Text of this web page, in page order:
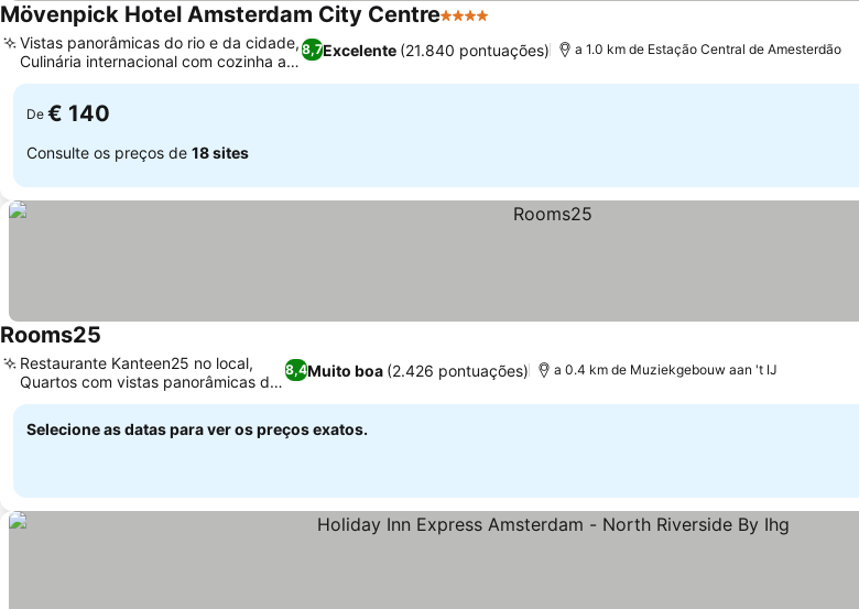
Mövenpick Hotel Amsterdam City Centre4 Estrelas
8,7Excelente (21.840 pontuações)
Vistas panorâmicas do rio e da cidade,
Culinária internacional com cozinha ao
vivo
a 1.0 km de Estação Central de Amesterdão
De € 140
Consulte os preços de 18 sites
Rooms25
8,4Muito boa (2.426 pontuações)
Restaurante Kanteen25 no local,
Quartos com vistas panorâmicas do
canal
a 0.4 km de Muziekgebouw aan 't IJ
Selecione as datas para ver os preços exatos.